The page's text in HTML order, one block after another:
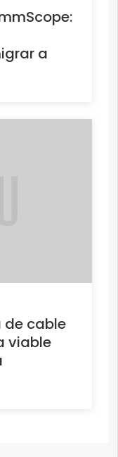
a
de cable
viable